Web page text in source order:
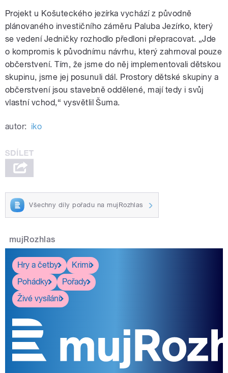
Projekt u Košuteckého jezírka vychází z původně
plánovaného investičního záměru Paluba Jezírko, který
se vedení Jedničky rozhodlo předloni přepracovat. „Jde
o kompromis k původnímu návrhu, který zahrnoval pouze
občerstvení. Tím, že jsme do něj implementovali dětskou
skupinu, jsme jej posunuli dál. Prostory dětské skupiny a
občerstvení jsou stavebně oddělené, mají tedy i svůj
vlastní vchod,“ vysvětlil Šuma.
autor: iko
Všechny díly pořadu na mujRozhlas
mujRozhlas
Hry a četby
Krimi
Pohádky
Pořady
Živé vysílání